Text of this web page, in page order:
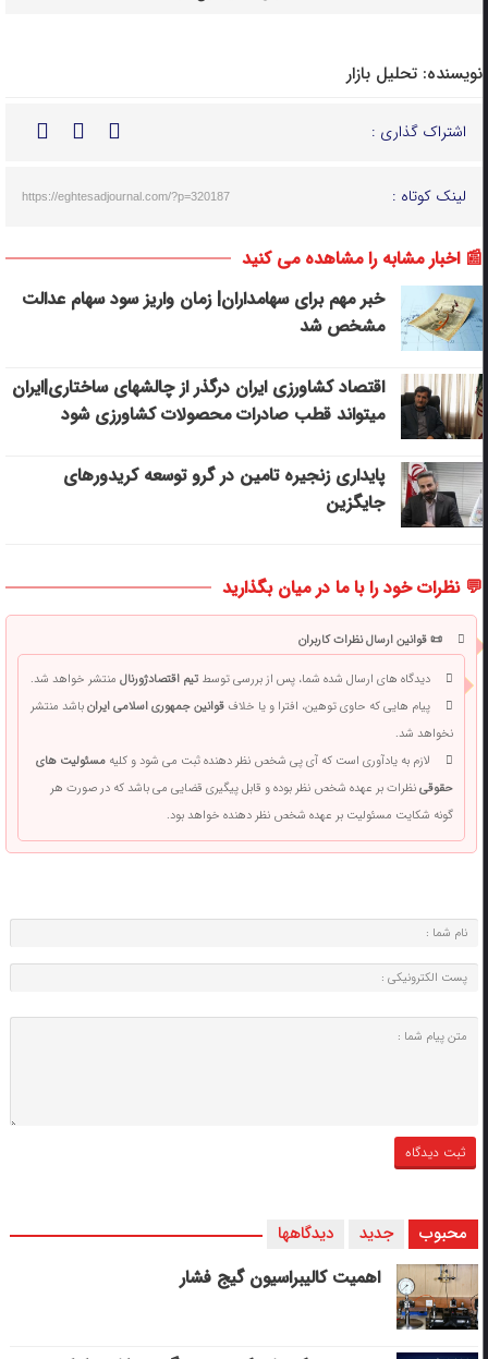
نویسنده: تحلیل بازار
اشتراک گذاری :
لینک کوتاه : https://eghtesadjournal.com/?p=320187
📰 اخبار مشابه را مشاهده می کنید
خبر مهم برای سهامداران| زمان واریز سود سهام عدالت
مشخص شد
اقتصاد کشاورزی ایران درگذر از چالشهای ساختاری|ایران
میتواند قطب صادرات محصولات کشاورزی شود
پایداری زنجیره تامین در گرو توسعه کریدورهای
جایگزین
💬 نظرات خود را با ما در میان بگذارید
📜 قوانین ارسال نظرات کاربران
دیدگاه های ارسال شده شما، پس از بررسی توسطتیم اقتصادژورنالمنتشر خواهد شد.
پیام هایی که حاوی توهین، افترا و یا خلافقوانین جمهوری اسلامی ایرانباشد منتشر
نخواهد شد.
لازم به یادآوری است که آی پی شخص نظر دهنده ثبت می شود و کلیهمسئولیت های
حقوقینظرات بر عهده شخص نظر بوده و قابل پیگیری قضایی می باشد که در صورت هر
گونه شکایت مسئولیت بر عهده شخص نظر دهنده خواهد بود.
محبوب جدید دیدگاهها
اهمیت کالیبراسیون گیج فشار